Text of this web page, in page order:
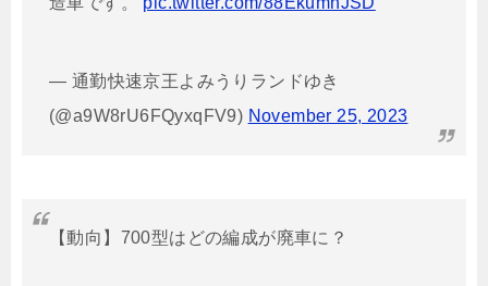
— 通勤快速京王よみうりランドゆき
(@a9W8rU6FQyxqFV9) November 25, 2023
【動向】700型はどの編成が廃車に？